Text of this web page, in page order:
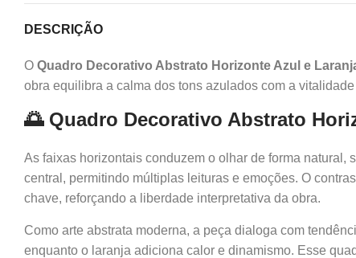
DESCRIÇÃO
O Quadro Decorativo Abstrato Horizonte Azul e
obra equilibra a calma dos tons azulados com a
🌅 Quadro Decorativo Abstrato
As faixas horizontais conduzem o olhar de forma
central, permitindo múltiplas leituras e emoções. O
chave, reforçando a liberdade interpretativa da obra.
Como arte abstrata moderna, a peça dialoga com
enquanto o laranja adiciona calor e dinamismo. Esse